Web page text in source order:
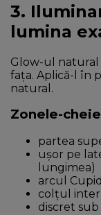
3.
lumina
Glow-ul
fața. Aplică-l în
natural.
Zonele-cheie
partea
ușor pe
lungimea)
arcul
colțul
discret